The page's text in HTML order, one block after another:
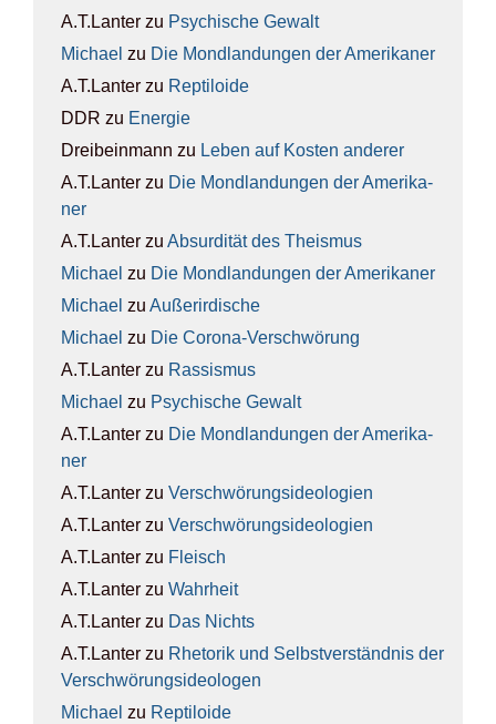
A.T.Lanter zu Psy­chi­sche Gewalt
Michael zu Die Mond­lan­dun­gen der Ame­ri­ka­ner
A.T.Lanter zu Rep­ti­lo­ide
DDR zu Ener­gie
Dreibeinmann zu Leben auf Kos­ten ande­rer
A.T.Lanter zu Die Mond­lan­dun­gen der Ame­ri­ka­
ner
A.T.Lanter zu Absur­di­tät des The­is­mus
Michael zu Die Mond­lan­dun­gen der Ame­ri­ka­ner
Michael zu Außer­ir­di­sche
Michael zu Die Coro­na-Ver­schwö­rung
A.T.Lanter zu Ras­sis­mus
Michael zu Psy­chi­sche Gewalt
A.T.Lanter zu Die Mond­lan­dun­gen der Ame­ri­ka­
ner
A.T.Lanter zu Ver­schwö­rungs­ideo­lo­gien
A.T.Lanter zu Ver­schwö­rungs­ideo­lo­gien
A.T.Lanter zu Fleisch
A.T.Lanter zu Wahr­heit
A.T.Lanter zu Das Nichts
A.T.Lanter zu Rhe­to­rik und Selbst­ver­ständ­nis der
Ver­schwö­rungs­ideo­lo­gen
Michael zu Rep­ti­lo­ide